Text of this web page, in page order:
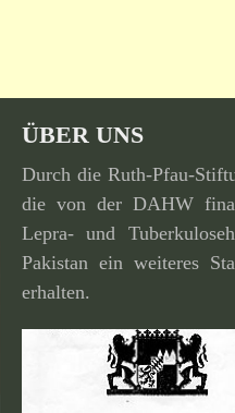
ÜBER UNS
Durch die Ruth-Pfau-
die von der DAHW
Lepra- und
Pakistan ein weiteres
erhalten.